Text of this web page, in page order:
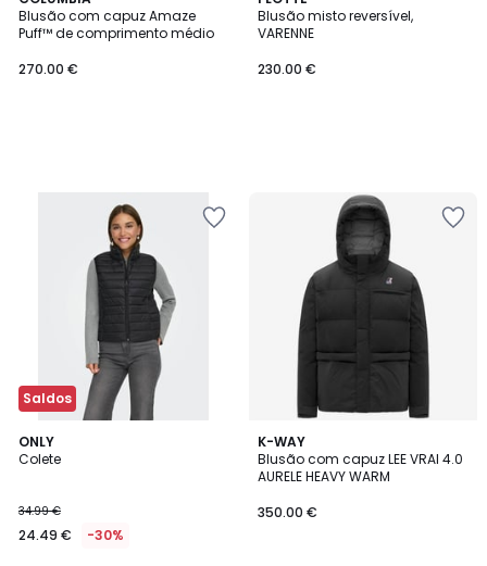
Blusão com capuz Amaze
Puff™ de comprimento médio
270.00 €
Blusão misto reversível,
VARENNE
230.00 €
Saldos
ONLY
Colete
34.99 €
24.49 € -30%
2,3
/ 5
K-WAY
Blusão com capuz LEE VRAI 4.0
AURELE HEAVY WARM
350.00 €